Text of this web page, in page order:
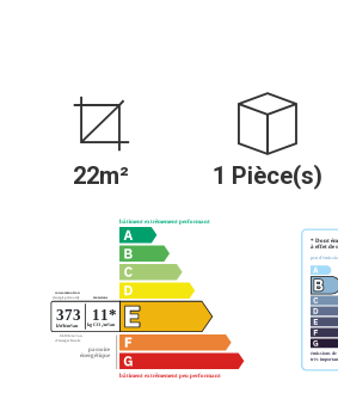
22m² 1 Pièce(s)